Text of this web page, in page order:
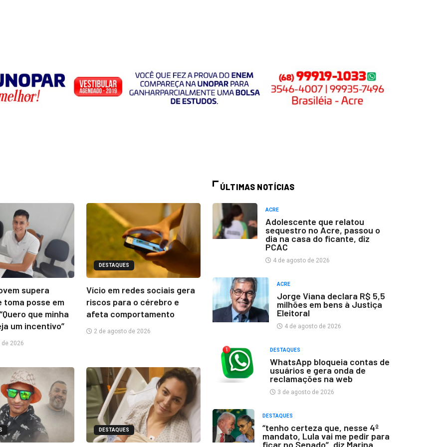
supera
toma posse em
que minha
um incentivo”
2026
DESTAQUES
Vício em redes sociais gera
riscos para o cérebro e
afeta comportamento
2 de agosto de 2026
DESTAQUES
ÚLTIMAS NOTÍCIAS
ACRE
Adolescente que relatou
sequestro no Acre, passou o
dia na casa do ficante, diz
PCAC
4 de agosto de 2026
ACRE
Jorge Viana declara R$ 5,5
milhões em bens à Justiça
Eleitoral
4 de agosto de 2026
DESTAQUES
WhatsApp bloqueia contas de
usuários e gera onda de
reclamações na web
3 de agosto de 2026
DESTAQUES
“tenho certeza que, nesse 4º
mandato, Lula vai me pedir para
ficar no Senado”, diz Marina